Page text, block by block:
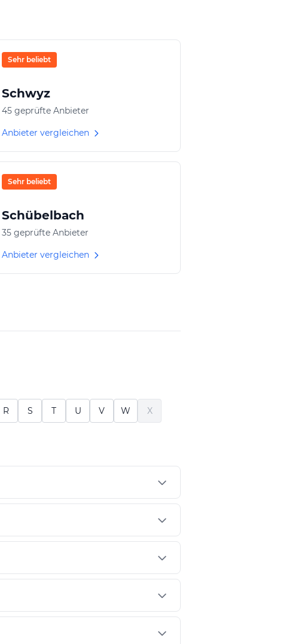
Sehr beliebt
Schwyz
45 geprüfte Anbieter
Anbieter vergleichen
Sehr beliebt
Schübelbach
35 geprüfte Anbieter
Anbieter vergleichen
R S T U V W X